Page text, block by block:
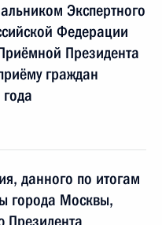
Экспертного
Федерации
Президента
граждан
данного по итогам
города Москвы,
Президента